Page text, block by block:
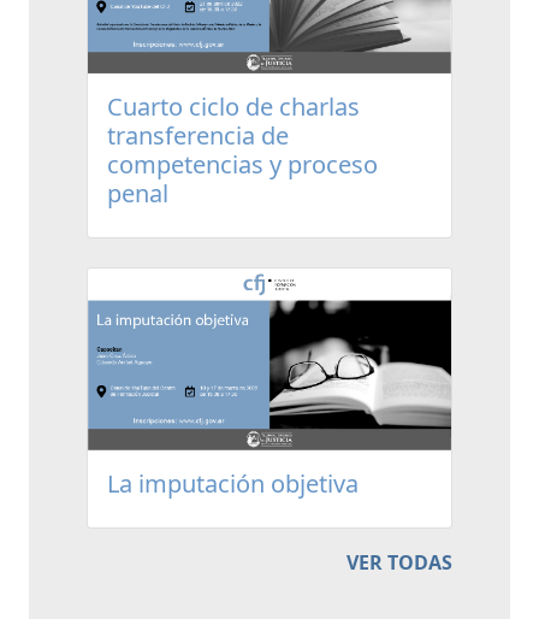
Cuarto ciclo de charlas
transferencia de
competencias y proceso
penal
La imputación objetiva
VER TODAS